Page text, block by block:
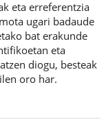
eta erreferentzia
ugari badaude
bat erakunde
eta
diogu, besteak
oro har.